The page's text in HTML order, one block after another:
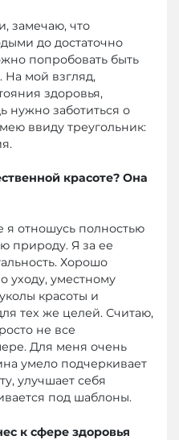
замечаю, что
до достаточно
попробовать быть
На мой взгляд,
здоровья,
нужно заботиться о
ввиду треугольник:
красоте? Она
я отношусь полностью
природу. Я за ее
Хорошо
уходу, уместному
красоты и
тех же целей. Считаю,
не все
Для меня очень
умело подчеркивает
улучшает себя
под шаблоны.
к сфере здоровья